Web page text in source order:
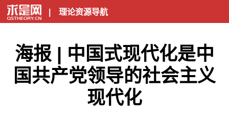
| 理论资源导航
海报 | 中国式现代化是中
国共产党领导的社会主义
现代化